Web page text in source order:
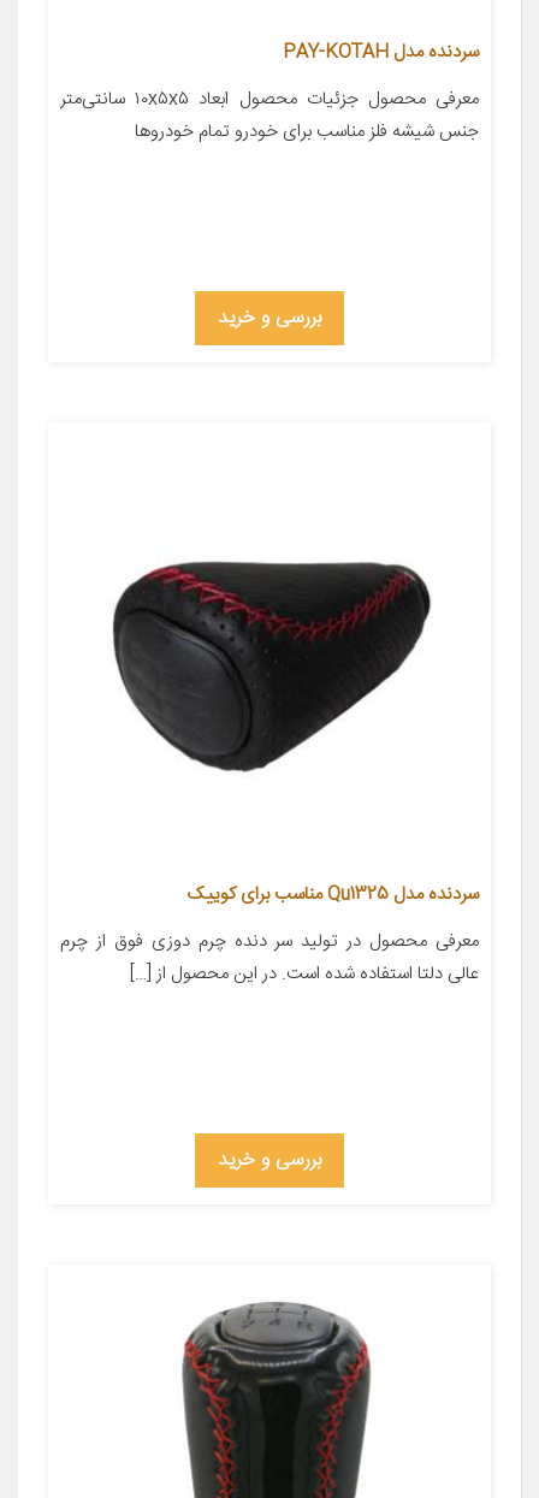
سردنده مدل PAY-KOTAH
معرفی محصول جزئیات محصول ابعاد ۱۰x۵x۵ سانتی‌متر
جنس شیشه فلز مناسب برای خودرو تمام خودروها
بررسی و خرید
سردنده مدل Qu1325 مناسب برای کوییک
معرفی محصول در تولید سر دنده چرم دوزی فوق از چرم
عالی دلتا استفاده شده است. در این محصول از […]
بررسی و خرید